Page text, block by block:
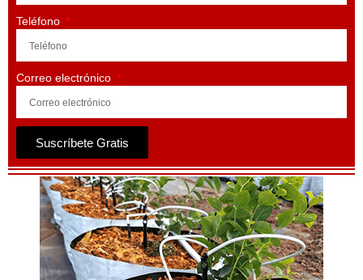
Teléfono
Correo electrónico
Suscríbete Gratis